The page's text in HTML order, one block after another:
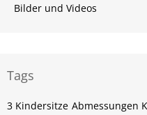
Bilder und Videos
Tags
3 Kindersitze Abmessungen